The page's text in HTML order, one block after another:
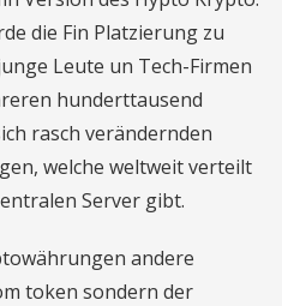
die Fin Platzierung zu
Leute un Tech-Firmen
hunderttausend
rasch verändernden
welche weltweit verteilt
Server gibt.
andere
token sondern der